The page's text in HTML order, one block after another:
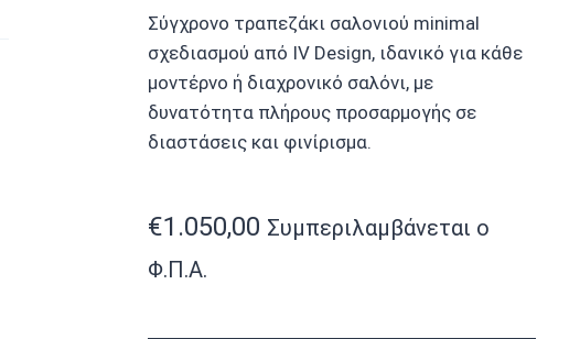
Σύγχρονο τραπεζάκι σαλονιού minimal
σχεδιασμού από IV Design, ιδανικό για κάθε
μοντέρνο ή διαχρονικό σαλόνι, με
δυνατότητα πλήρους προσαρμογής σε
διαστάσεις και φινίρισμα.
€1.050,00 Συμπεριλαμβάνεται ο
Φ.Π.Α.